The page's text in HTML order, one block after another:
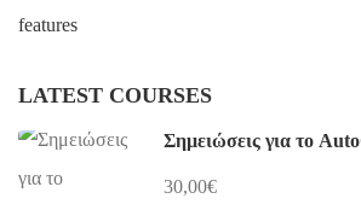
LATEST COURSES
Σημειώσεις για το
30,00€